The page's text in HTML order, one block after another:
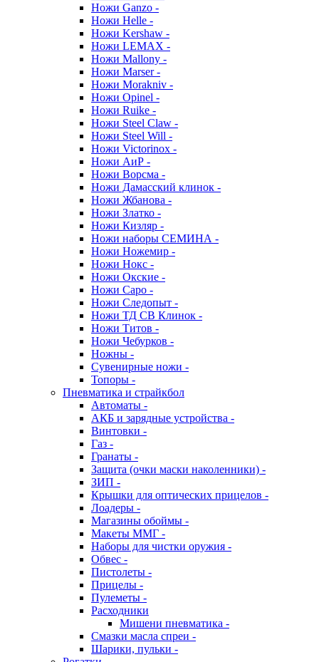
Ножи Ganzo -
Ножи Helle -
Ножи Kershaw -
Ножи LEMAX -
Ножи Mallony -
Ножи Marser -
Ножи Morakniv -
Ножи Opinel -
Ножи Ruike -
Ножи Steel Claw -
Ножи Steel Will -
Ножи Victorinox -
Ножи АиР -
Ножи Ворсма -
Ножи Дамасский клинок -
Ножи Жбанова -
Ножи Златко -
Ножи Кизляр -
Ножи наборы СЕМИНА -
Ножи Ножемир -
Ножи Нокс -
Ножи Окские -
Ножи Саро -
Ножи Следопыт -
Ножи ТД СВ Клинок -
Ножи Титов -
Ножи Чебурков -
Ножны -
Сувенирные ножи -
Топоры -
Пневматика и страйкбол
Автоматы -
АКБ и зарядные устройства -
Винтовки -
Газ -
Гранаты -
Защита (очки маски наколенники) -
ЗИП -
Крышки для оптических прицелов -
Лоадеры -
Магазины обоймы -
Макеты ММГ -
Наборы для чистки оружия -
Обвес -
Пистолеты -
Прицелы -
Пулеметы -
Расходники
Мишени пневматика -
Смазки масла спреи -
Шарики, пульки -